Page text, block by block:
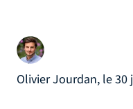
Olivier Jourdan, le 30